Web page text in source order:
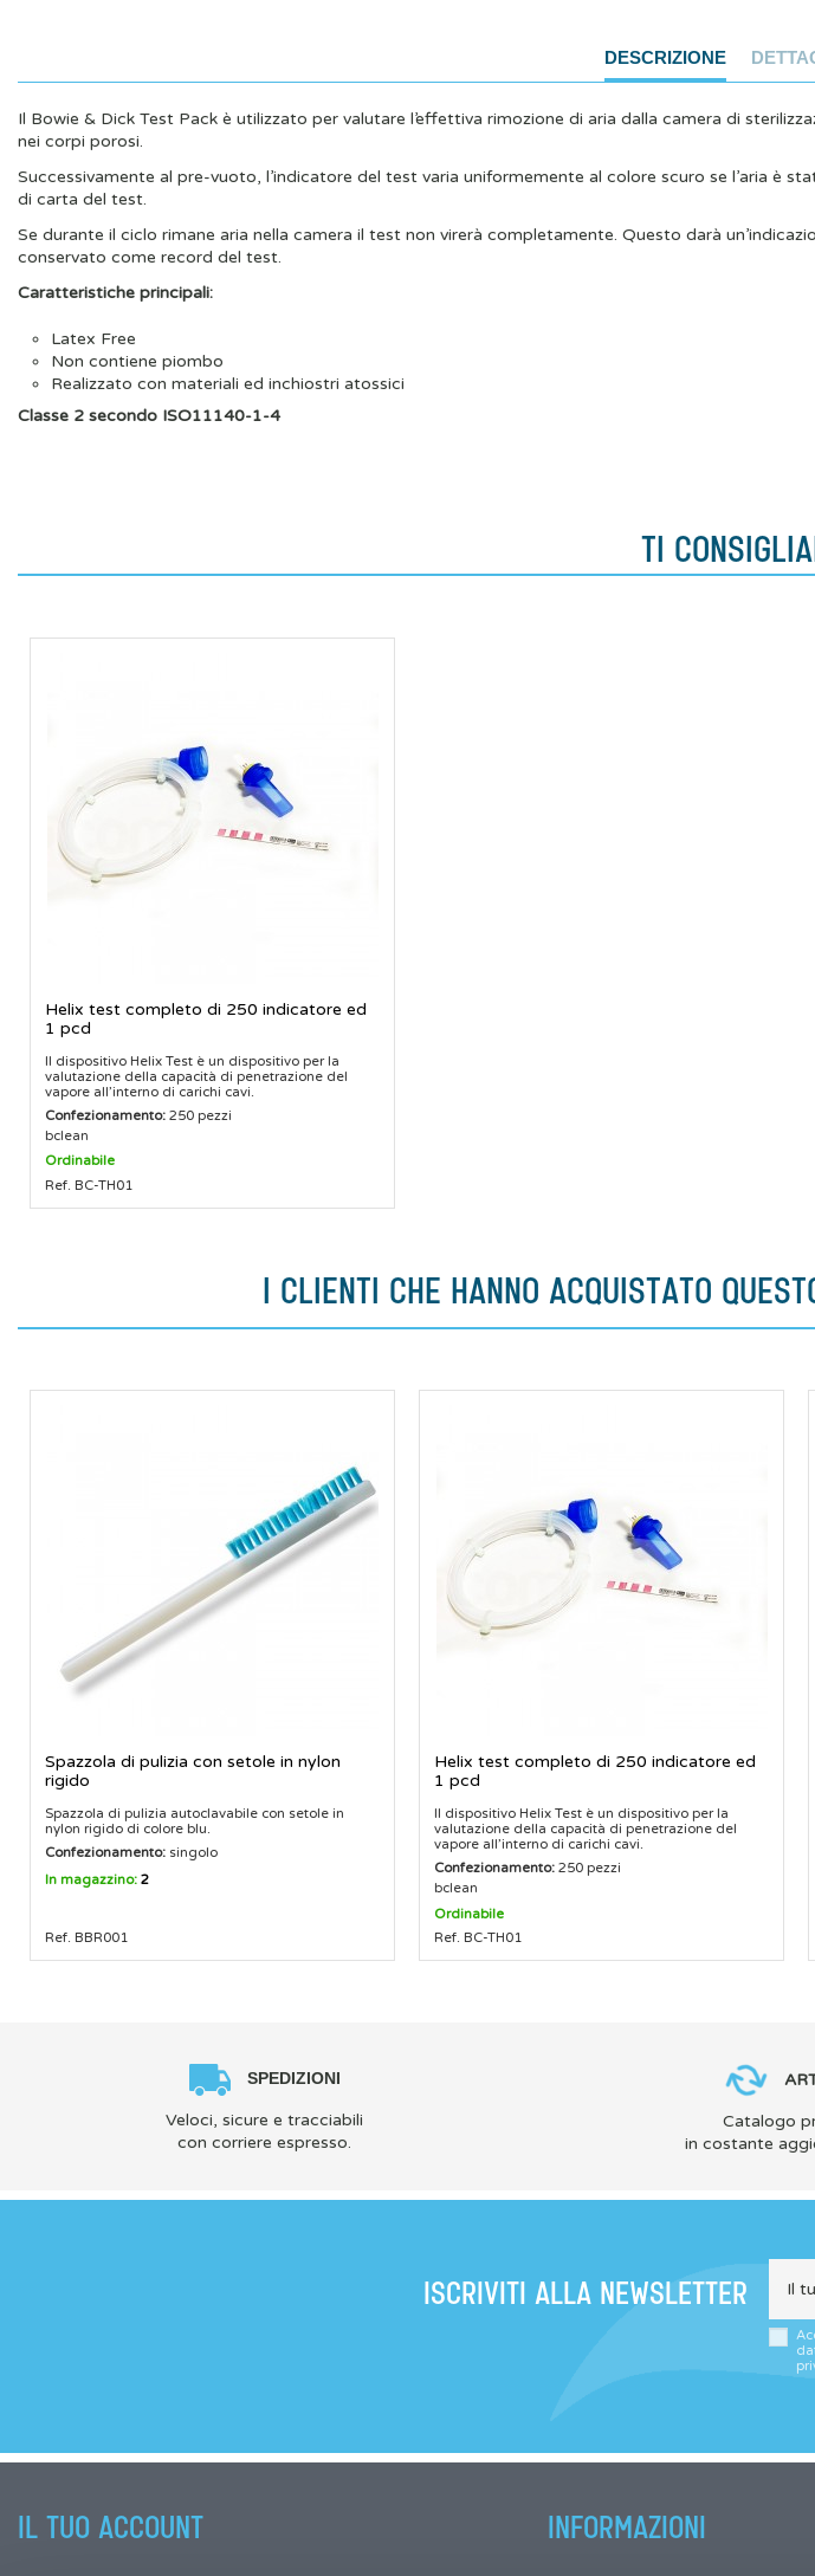
DESCRIZIONE
Il Bowie & Dick Test Pack è utilizzato per valutare l’effettiva rimozione di aria dalla camera di
nei corpi porosi.
Successivamente al pre-vuoto, l’indicatore del test varia uniformemente al colore scuro se l’aria è
di carta del test.
Se durante il ciclo rimane aria nella camera il test non virerà completamente. Questo darà
conservato come record del test.
Caratteristiche principali:
Latex Free
Non contiene piombo
Realizzato con materiali ed inchiostri atossici
Classe 2 secondo ISO11140-1-4
TI
Helix test completo di 250 indicatore ed
1 pcd
Il dispositivo Helix Test è un dispositivo per la
valutazione della capacità di penetrazione del
vapore all’interno di carichi cavi.
Confezionamento: 250 pezzi
bclean
Ordinabile
Ref. BC-TH01
I CLIENTI CHE HANNO ACQUISTATO
Spazzola di pulizia con setole in nylon
rigido
Spazzola di pulizia autoclavabile con setole in
nylon rigido di colore blu.
Confezionamento: singolo
In magazzino: 2
Ref. BBR001
Helix test completo di 250 indicatore ed
1 pcd
Il dispositivo Helix Test è un dispositivo per la
valutazione della capacità di penetrazione del
vapore all’interno di carichi cavi.
Confezionamento: 250 pezzi
bclean
Ordinabile
Ref. BC-TH01
SPEDIZIONI
Veloci, sicure e tracciabili
con corriere espresso.
Catalogo
in costante
ISCRIVITI ALLA NEWSLETTER
IL TUO ACCOUNT INFORMAZIONI